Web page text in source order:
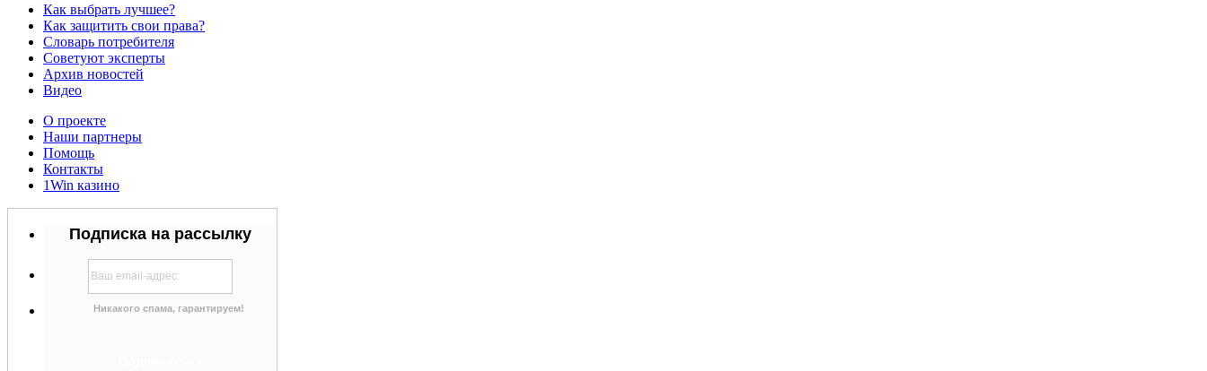
Как выбрать лучшее?
Как защитить свои права?
Словарь потребителя
Советуют эксперты
Архив новостей
Видео
О проекте
Наши партнеры
Помощь
Контакты
1Win казино
Подписка на рассылку
Никакого спама, гарантируем!